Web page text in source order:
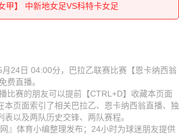
甲】 中新地女足VS科特卡女足
超】 利沃夫喀尔巴阡VSLNZ切尔卡瑟
甲】 奥尔沙VS莫洛迪兹诺
甲】 沃尔纳平斯克VS明斯克大学X实验室
甲】 中新地女足VS科特卡女足
甲】 乌拉尔图B队VS诺亚B队
联】 梅尔加女足VS伊鲁坎女足
24日 04:00分，巴拉乙联赛比赛【恩卡纳西翁
费直播。
比赛的朋友可以提前【CTRL+D】收藏本页面
本页面索引了相关巴拉乙、恩卡纳西翁直播、独
以及两队历史交锋、两队赛程。
』体育小编整理发布；24小时为球迷朋友提供